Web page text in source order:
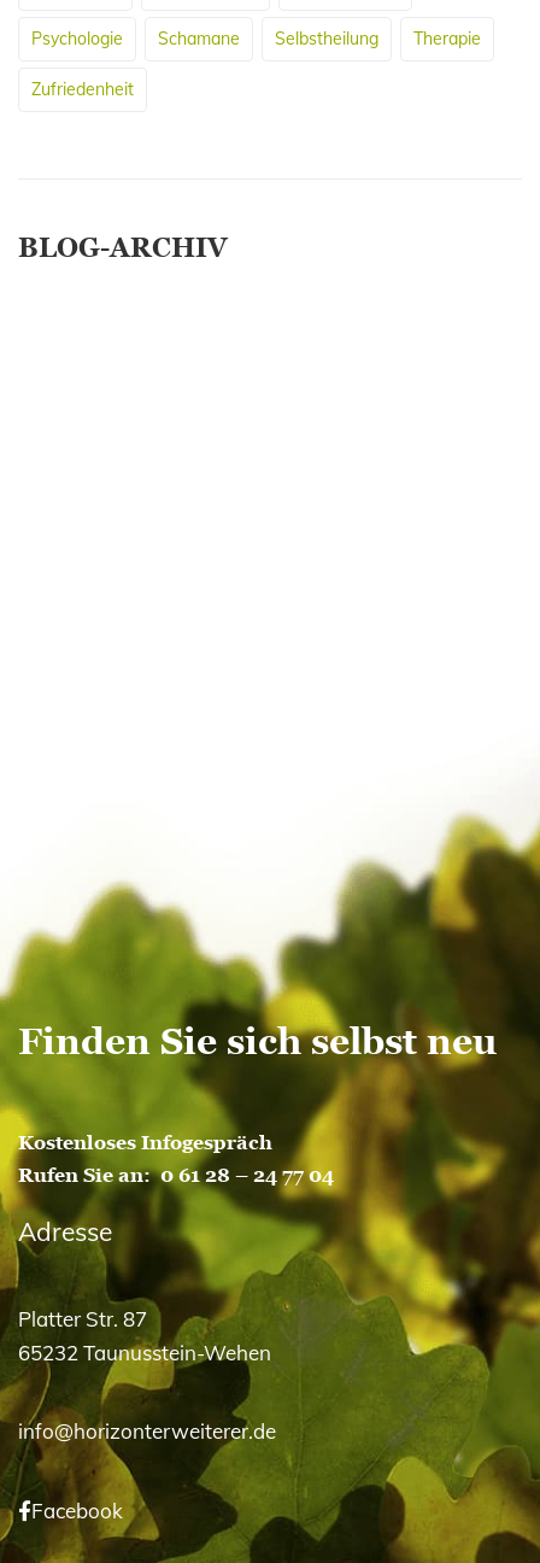
Psychologie Schamane Selbstheilung Therapie
Zufriedenheit
BLOG-ARCHIV
Mai 2016
Oktober 2015
Finden Sie sich selbst neu
Kostenloses Infogespräch
Rufen Sie an:0 61 28 – 24 77 04
Adresse
Platter Str. 87
65232 Taunusstein-Wehen
info@horizonterweiterer.de
Facebook